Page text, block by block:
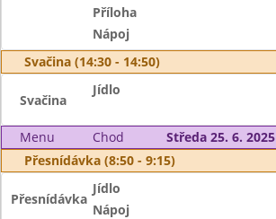
Příloha
Nápoj
Svačina (14:30 - 14:50)
Svačina
Jídlo
Menu Chod
Středa 25. 6. 2025
Přesnídávka (8:50 - 9:15)
Přesnídávka
Jídlo
Nápoj